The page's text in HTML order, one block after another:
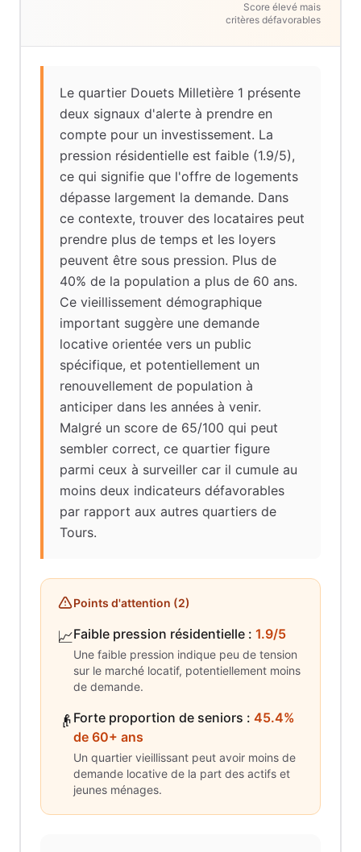
Score élevé mais
critères défavorables
Le quartier Douets Milletière 1 présente
deux signaux d'alerte à prendre en
compte pour un investissement. La
pression résidentielle est faible (1.9/5),
ce qui signifie que l'offre de logements
dépasse largement la demande. Dans
ce contexte, trouver des locataires peut
prendre plus de temps et les loyers
peuvent être sous pression. Plus de
40% de la population a plus de 60 ans.
Ce vieillissement démographique
important suggère une demande
locative orientée vers un public
spécifique, et potentiellement un
renouvellement de population à
anticiper dans les années à venir.
Malgré un score de 65/100 qui peut
sembler correct, ce quartier figure
parmi ceux à surveiller car il cumule au
moins deux indicateurs défavorables
par rapport aux autres quartiers de
Tours.
Points d'attention (2)
📈Faible pression résidentielle : 1.9/5
Une faible pression indique peu de tension
sur le marché locatif, potentiellement moins
de demande.
👴 Forte proportion de seniors : 45.4%
de 60+ ans
Un quartier vieillissant peut avoir moins de
demande locative de la part des actifs et
jeunes ménages.